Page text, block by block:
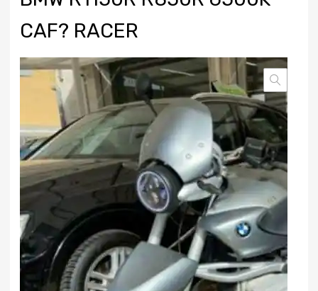
CAF? RACER